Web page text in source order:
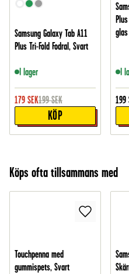
Samsung Galaxy Tab A11
Plus Tri-Fold Fodral, Svart
I lager
179 SEK199 SEK
KÖP
glas
I
199
Köps ofta tillsammans med
Touchpenna med
gummispets, Svart